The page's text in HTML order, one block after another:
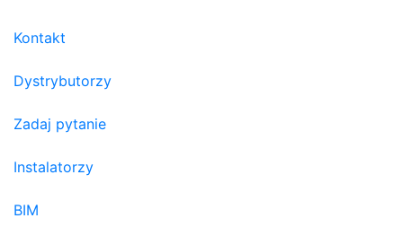
Kontakt
Dystrybutorzy
Zadaj pytanie
Instalatorzy
BIM